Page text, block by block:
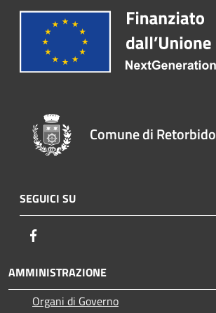
Comune di Retorbido
SEGUICI SU
AMMINISTRAZIONE
Organi di Governo